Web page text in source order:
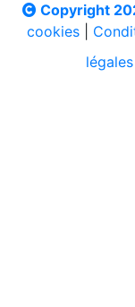
Copyright
cookies|
légales